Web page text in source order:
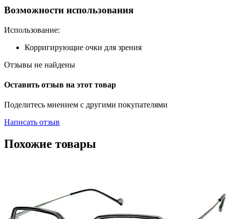
Возможности использования
Использование:
Корригирующие очки для зрения
Отзывы не найдены
Оставить отзыв на этот товар
Поделитесь мнением с другими покупателями
Написать отзыв
Похожие товары